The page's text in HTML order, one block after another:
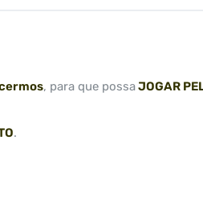
, para que possaJOGAR
.